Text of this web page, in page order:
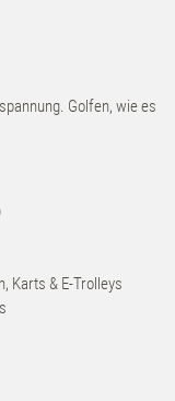
Golfen, wie es
Karts & E-Trolleys